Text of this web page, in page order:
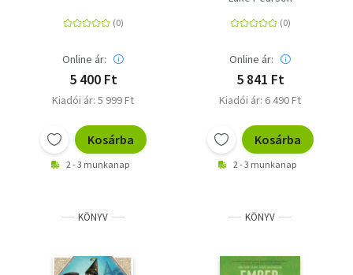
Online ár:
5 400 Ft
Kiadói ár: 5 999 Ft
Kosárba
2 - 3 munkanap
Online ár:
5 841 Ft
Kiadói ár: 6 490 Ft
Kosárba
2 - 3 munkanap
KÖNYV KÖNYV